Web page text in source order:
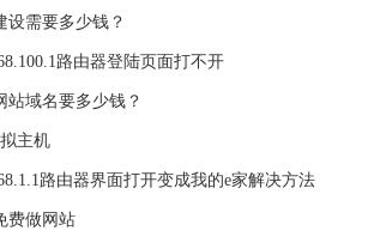
设需要多少钱？
路由器登陆页面打不开
站域名要多少钱？
主机
路由器界面打开变成我的e家解决方法
费做网站